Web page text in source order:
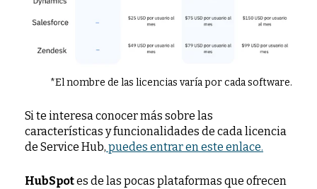
*El nombre de las licencias varía por cada software.
Si te interesa conocer más sobre las
características y funcionalidades de cada licencia
de Service Hub, puedes entrar en este enlace.
HubSpotes de las pocas plataformas que ofrecen